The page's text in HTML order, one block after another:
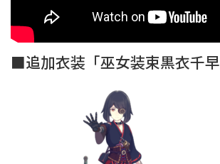
■追加衣装「巫女装束黒衣千